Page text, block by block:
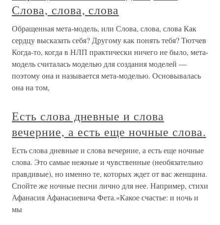
Слова, слова, слова
Обращенная мета-модель, или Слова, слова, слова Как
сердцу высказать себя? Другому как понять тебя? Тютчев
Когда-то, когда в НЛП практически ничего не было, мета-
модель считалась моделью для создания моделей —
поэтому она и называется мета-моделью. Основывалась
она на том,
Есть слова дневные и слова
вечерние, а есть еще ночные слова.
Есть слова дневные и слова вечерние, а есть еще ночные
слова. Это самые нежные и чувственные (необязательно
правдивые), но именно те, которых ждет от вас женщина.
Спойте же ночные песни лично для нее. Например, стихи
Афанасия Афанасиевича Фета.«Какое счастье: и ночь и
мы